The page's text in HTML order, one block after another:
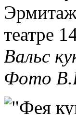
Вальс
Фото